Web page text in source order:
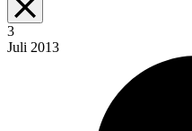
3
Juli 2013